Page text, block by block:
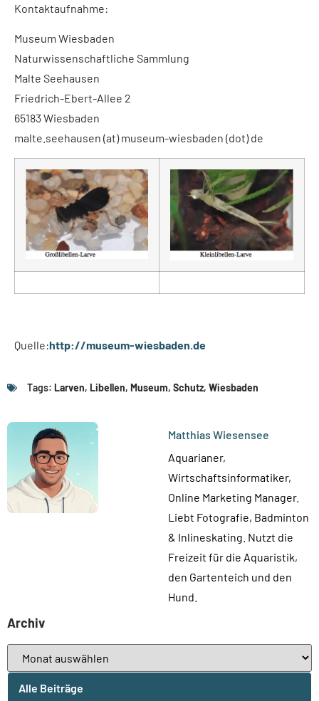
Kontaktaufnahme:
Museum Wiesbaden
Naturwissenschaftliche Sammlung
Malte Seehausen
Friedrich-Ebert-Allee 2
65183 Wiesbaden
malte.seehausen (at) museum-wiesbaden (dot) de
Quelle:http://museum-wiesbaden.de
Tags: Larven, Libellen, Museum, Schutz, Wiesbaden
Matthias Wiesensee
Aquarianer,
Wirtschaftsinformatiker,
Online Marketing Manager.
Liebt Fotografie, Badminton
& Inlineskating. Nutzt die
Freizeit für die Aquaristik,
den Gartenteich und den
Hund.
Archiv
Alle Beiträge